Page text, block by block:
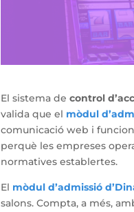
El sistema decontrol
valida que el mòdul
comunicació web i
perquè les empreses
normatives establertes.
El mòdul d’admissió
salons. Compta, a més,